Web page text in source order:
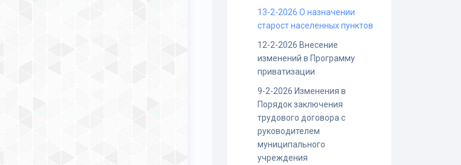
13-2-2026 О назначении
старост населенных пунктов
12-2-2026 Внесение
изменений в Программу
приватизации
9-2-2026 Изменения в
Порядок заключения
трудового договора с
руководителем
муниципального
учреждения